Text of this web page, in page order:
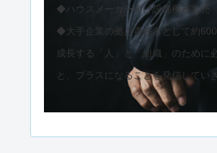
◆ハウスメーカー向け設備機器販売
◆大手企業の拠点責任者として約
成長する「人」と「組織」のために
と、プラスになることを発信してい